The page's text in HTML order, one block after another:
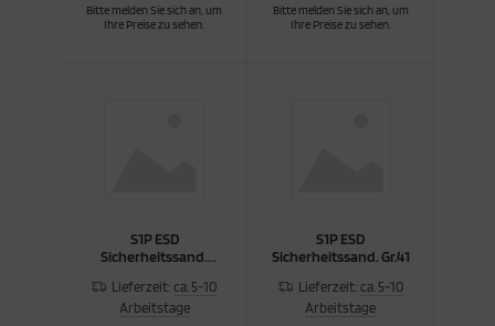
Bitte melden Sie sich an, um
Ihre Preise zu sehen.
Bitte melden Sie sich an, um
Ihre Preise zu sehen.
S1P ESD
Sicherheitssand.
Lieferzeit: ca. 5-10
Arbeitstage
S1P ESD
Sicherheitssand. Gr.41
Lieferzeit: ca. 5-10
Arbeitstage